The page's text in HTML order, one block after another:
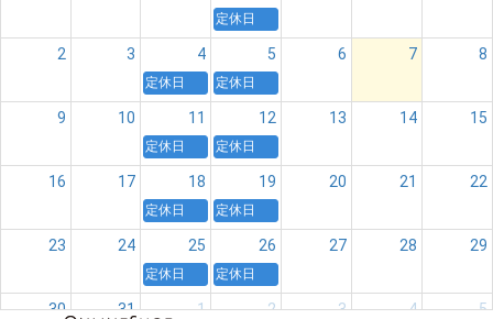
定休日
2 3 4
定休日
5
定休日
6 7 8
9 10 11
定休日
12
定休日
13 14 15
16 17 18
定休日
19
定休日
20 21 22
23 24 25
定休日
26
定休日
27 28 29
30 31 1 2 3 4 5